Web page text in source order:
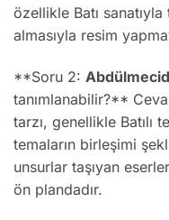
özellikle Batı
almasıyla resim
**Soru 2:
tanımlanabilir?**
tarzı, genellikle Batılı
temaların birleşimi
unsurlar taşıyan
ön plandadır.